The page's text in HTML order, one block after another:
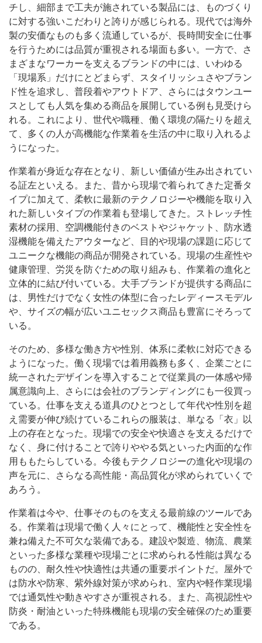
チし、細部まで工夫が施されている製品には、ものづくり
に対する強いこだわりと誇りが感じられる。現代では海外
製の安価なものも多く流通しているが、長時間安全に仕事
を行うためには品質が重視される場面も多い。一方で、さ
まざまなワーカーを支えるブランドの中には、いわゆる
「現場系」だけにとどまらず、スタイリッシュさやブラン
ド性を追求し、普段着やアウトドア、さらにはタウンユー
スとしても人気を集める商品を展開している例も見受けら
れる。これにより、世代や職種、働く環境の隔たりを超え
て、多くの人が高機能な作業着を生活の中に取り入れるよ
うになった。
作業着が身近な存在となり、新しい価値が生み出されてい
る証左といえる。また、昔から現場で着られてきた定番タ
イプに加えて、柔軟に最新のテクノロジーや機能を取り入
れた新しいタイプの作業着も登場してきた。ストレッチ性
素材の採用、空調機能付きのベストやジャケット、防水透
湿機能を備えたアウターなど、目的や現場の課題に応じて
ユニークな機能の商品が開発されている。現場の生産性や
健康管理、労災を防ぐための取り組みも、作業着の進化と
立体的に結び付いている。大手ブランドが提供する商品に
は、男性だけでなく女性の体型に合ったレディースモデル
や、サイズの幅が広いユニセックス商品も豊富にそろって
いる。
そのため、多様な働き方や性別、体系に柔軟に対応できる
ようになった。働く現場では着用義務も多く、企業ごとに
統一されたデザインを導入することで従業員の一体感や帰
属意識向上、さらには会社のブランディングにも一役買っ
ている。仕事を支える道具のひとつとして年代や性別を超
え需要が伸び続けているこれらの服装は、単なる「衣」以
上の存在となった。現場での安全や快適さを支えるだけで
なく、身に付けることで誇りややる気といった内面的な作
用ももたらしている。今後もテクノロジーの進化や現場の
声を元に、さらなる高性能・高品質化が求められていくで
あろう。
作業着は今や、仕事そのものを支える最前線のツールであ
る。作業着は現場で働く人々にとって、機能性と安全性を
兼ね備えた不可欠な装備である。建設や製造、物流、農業
といった多様な業種や現場ごとに求められる性能は異なる
ものの、耐久性や快適性は共通の重要ポイントだ。屋外で
は防水や防寒、紫外線対策が求められ、室内や軽作業現場
では通気性や動きやすさが重視される。また、高視認性や
防炎・耐油といった特殊機能も現場の安全確保のため重要
である。